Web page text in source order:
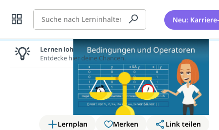
Suche Neu:
Lernplan Merken
Link teilen
Lernen lohnt sich!
Entdecke hier deine Chancen.